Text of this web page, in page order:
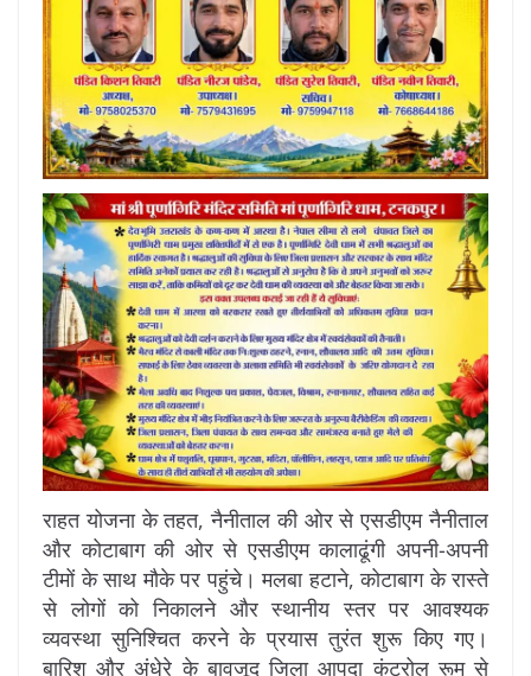
राहत योजना के तहत, नैनीताल की ओर से एसडीएम नैनीताल
और कोटाबाग की ओर से एसडीएम कालाढूंगी अपनी-अपनी
टीमों के साथ मौके पर पहुंचे। मलबा हटाने, कोटाबाग के रास्ते
से लोगों को निकालने और स्थानीय स्तर पर आवश्यक
व्यवस्था सुनिश्चित करने के प्रयास तुरंत शुरू किए गए।
बारिश और अंधेरे के बावजूद जिला आपदा कंट्रोल रूम से